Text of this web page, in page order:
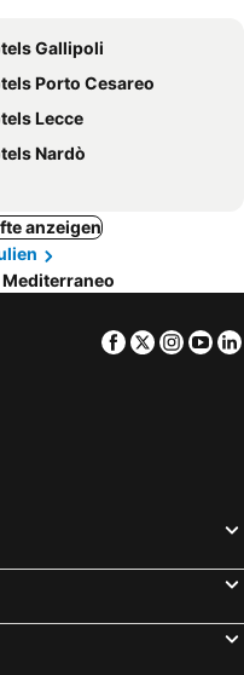
Gallipoli
Porto Cesareo
Lecce
Nardò
anzeigen
Facebook
Twitter